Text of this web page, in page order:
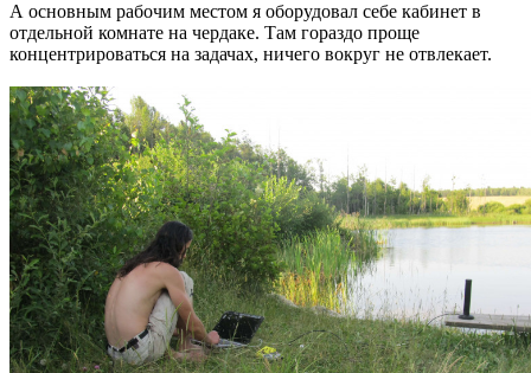
А основным рабочим местом я оборудовал себе кабинет в
отдельной комнате на чердаке. Там гораздо проще
концентрироваться на задачах, ничего вокруг не отвлекает.